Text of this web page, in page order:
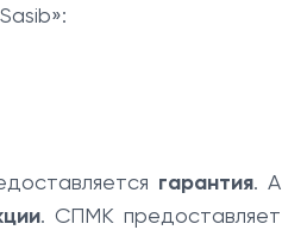
гарантия. А
. СПМК предоставляет